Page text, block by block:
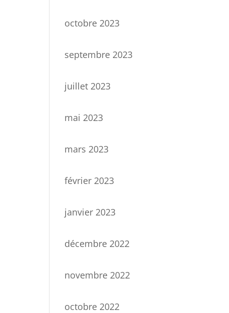
octobre 2023
septembre 2023
juillet 2023
mai 2023
mars 2023
février 2023
janvier 2023
décembre 2022
novembre 2022
octobre 2022